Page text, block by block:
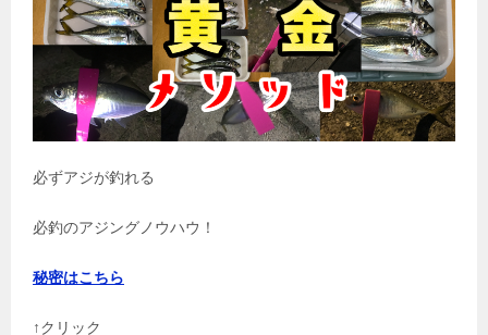
必ずアジが釣れる
必釣のアジングノウハウ！
秘密はこちら
↑クリック